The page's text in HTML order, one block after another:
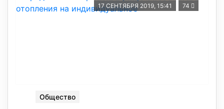
17 СЕНТЯБРЯ 2019, 15:41 74
Общество